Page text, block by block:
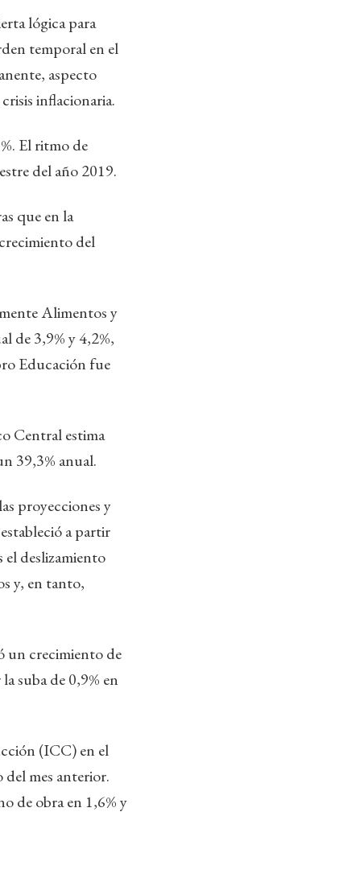
lógica para
temporal en el
aspecto
inflacionaria.
El ritmo de
del año 2019.
que en la
del
Alimentos y
de 3,9% y 4,2%,
Educación fue
Central estima
39,3% anual.
proyecciones y
a partir
deslizamiento
y, en tanto,
un crecimiento de
suba de 0,9% en
(ICC) en el
mes anterior.
de obra en 1,6% y